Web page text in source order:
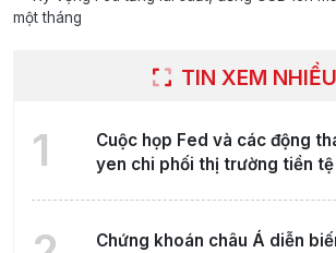
một tháng
TIN XEM NHIỀU
1
Cuộc họp Fed và các động
yen chi phối thị trường tiền
Chứng khoán châu Á diễn